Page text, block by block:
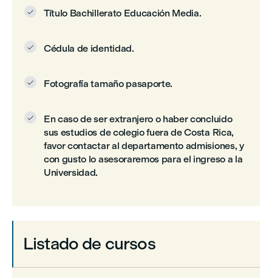
 Título Bachillerato Educación Media.
 Cédula de identidad.
 Fotografía tamaño pasaporte.

En caso de ser extranjero o haber concluido
sus estudios de colegio fuera de Costa Rica,
favor contactar al departamento admisiones, y
con gusto lo asesoraremos para el ingreso a la
Universidad.
Listado de cursos